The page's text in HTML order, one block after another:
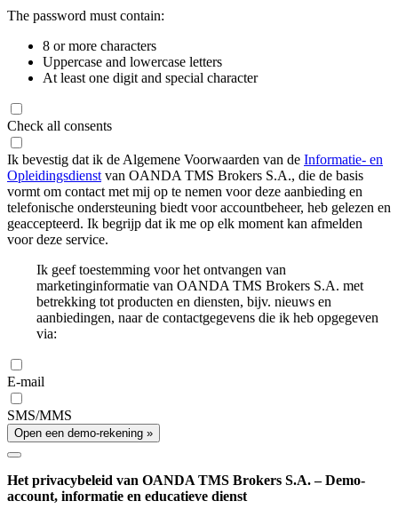
The password must contain:
8 or more characters
Uppercase and lowercase letters
At least one digit and special character
Check all consents
Ik bevestig dat ik de Algemene Voorwaarden van de Informatie- en
Opleidingsdienst van OANDA TMS Brokers S.A., die de basis
vormt om contact met mij op te nemen voor deze aanbieding en
telefonische ondersteuning biedt voor accountbeheer, heb gelezen en
geaccepteerd. Ik begrijp dat ik me op elk moment kan afmelden
voor deze service.
Ik geef toestemming voor het ontvangen van
marketinginformatie van OANDA TMS Brokers S.A. met
betrekking tot producten en diensten, bijv. nieuws en
aanbiedingen, naar de contactgegevens die ik heb opgegeven
via:
E-mail
SMS/MMS
Open een demo-rekening »
Het privacybeleid van OANDA TMS Brokers S.A. – Demo-
account, informatie en educatieve dienst